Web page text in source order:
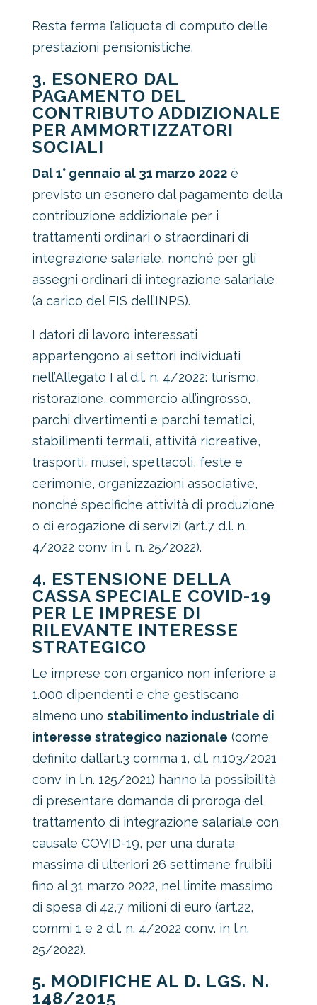
Resta ferma l’aliquota di computo delle
prestazioni pensionistiche.
3. ESONERO DAL
PAGAMENTO DEL
CONTRIBUTO ADDIZIONALE
PER AMMORTIZZATORI
SOCIALI
Dal 1° gennaio al 31 marzo 2022è
previsto un esonero dal pagamento della
contribuzione addizionale per i
trattamenti ordinari o straordinari di
integrazione salariale, nonché per gli
assegni ordinari di integrazione salariale
(a carico del FIS dell’INPS).
I datori di lavoro interessati
appartengono ai settori individuati
nell’Allegato I al d.l. n. 4/2022: turismo,
ristorazione, commercio all’ingrosso,
parchi divertimenti e parchi tematici,
stabilimenti termali, attività ricreative,
trasporti, musei, spettacoli, feste e
cerimonie, organizzazioni associative,
nonché specifiche attività di produzione
o di erogazione di servizi (art.7 d.l. n.
4/2022 conv in l. n. 25/2022).
4. ESTENSIONE DELLA
CASSA SPECIALE COVID-19
PER LE IMPRESE DI
RILEVANTE INTERESSE
STRATEGICO
Le imprese con organico non inferiore a
1.000 dipendenti e che gestiscano
almeno uno stabilimento industriale di
interesse strategico nazionale (come
definito dall’art.3 comma 1, d.l. n.103/2021
conv in l.n. 125/2021) hanno la possibilità
di presentare domanda di proroga del
trattamento di integrazione salariale con
causale COVID-19, per una durata
massima di ulteriori 26 settimane fruibili
fino al 31 marzo 2022, nel limite massimo
di spesa di 42,7 milioni di euro (art.22,
commi 1 e 2 d.l. n. 4/2022 conv. in l.n.
25/2022).
5. MODIFICHE AL D. LGS. N.
148/2015